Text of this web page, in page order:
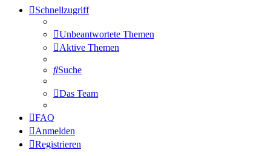
Schnellzugriff
Unbeantwortete Themen
Aktive Themen
Suche
Das Team
FAQ
Anmelden
Registrieren